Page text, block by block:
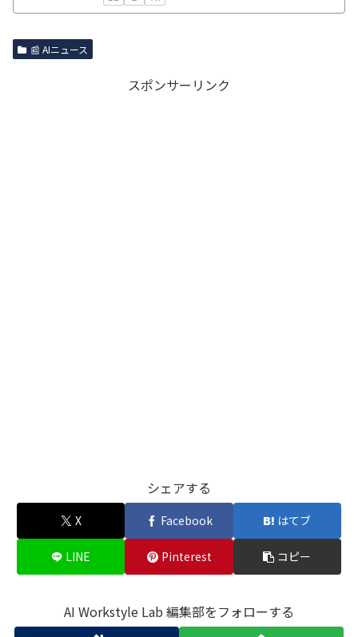
📰 AIニュース
スポンサーリンク
シェアする
X Facebook はてブ
LINE Pinterest コピー
AI Workstyle Lab 編集部をフォローする